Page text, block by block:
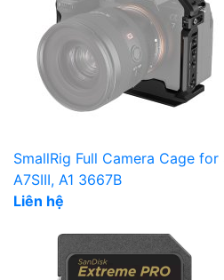
SmallRig Full Camera Cage for
A7SIII, A1 3667B
Liên hệ